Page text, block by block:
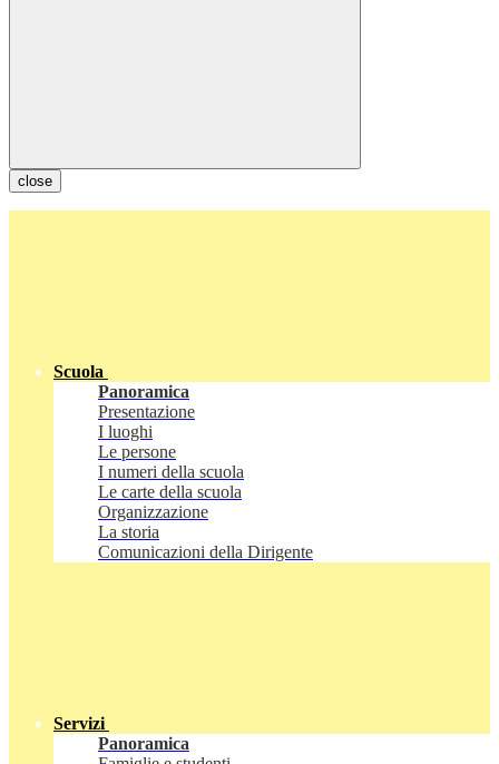
close
Scuola
Panoramica
Presentazione
I luoghi
Le persone
I numeri della scuola
Le carte della scuola
Organizzazione
La storia
Comunicazioni della Dirigente
Servizi
Panoramica